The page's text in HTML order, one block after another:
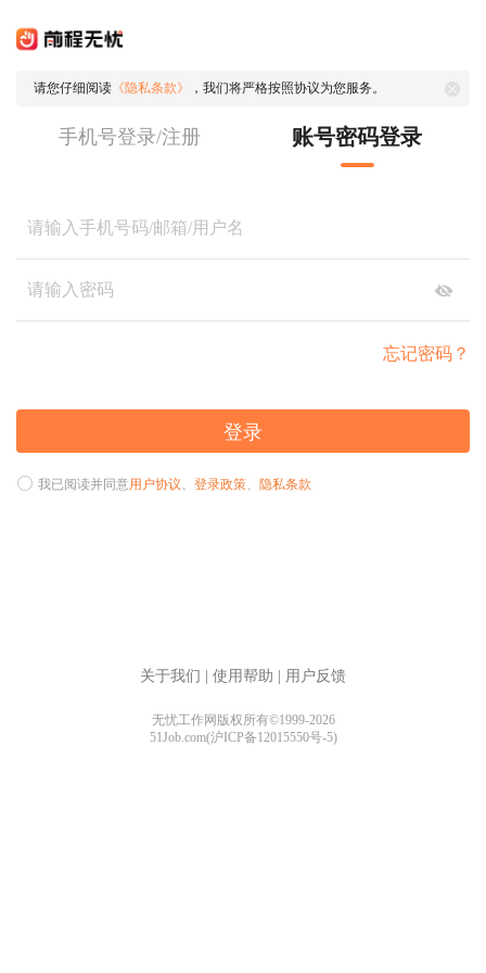
请您仔细阅读 《隐私条款》 ，我们将严格按照协议为您服务。
手机号登录/注册 账号密码登录
忘记密码？
登录
我已阅读并同意用户协议、 登录政策、 隐私条款
关于我们 使用帮助 用户反馈
无忧工作网版权所有©1999-2026
51Job.com(沪ICP备12015550号-5)